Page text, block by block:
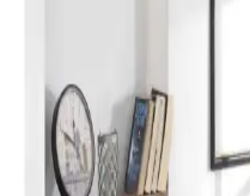
Yılbaşı Nevresimleri ile
Geliştirin ve
Yılbaşı nevresimleri, renk,
özel bir atmosfer yaratır.
yansıtın ve yeni yılı
Karaca Home Lavin